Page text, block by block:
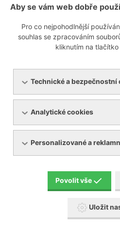
Připravujeme
Menu
Produkty
Pronájem zařízení
Servis
Reference
Akční zboží
Popis piktogramů návodů BECKER
Aby se vám web dobře
Pro co nejpohodlnější
souhlas se zpracováním
kliknutím na
Technické a bezpečnostní
Analytické cookies
Personalizované a
Povolit vše
Uložit